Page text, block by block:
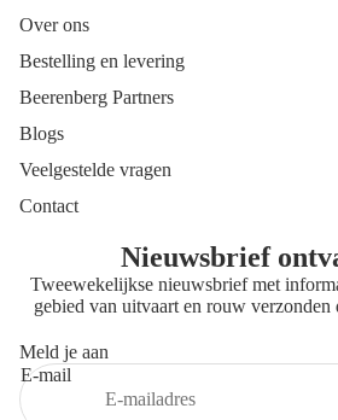
Over ons
Bestelling en levering
Beerenberg Partners
Blogs
Veelgestelde vragen
Contact
Nieuwsbrief
Tweewekelijkse nieuwsbrief met
gebied van uitvaart en rouw verzonden
Meld je aan
E-mail